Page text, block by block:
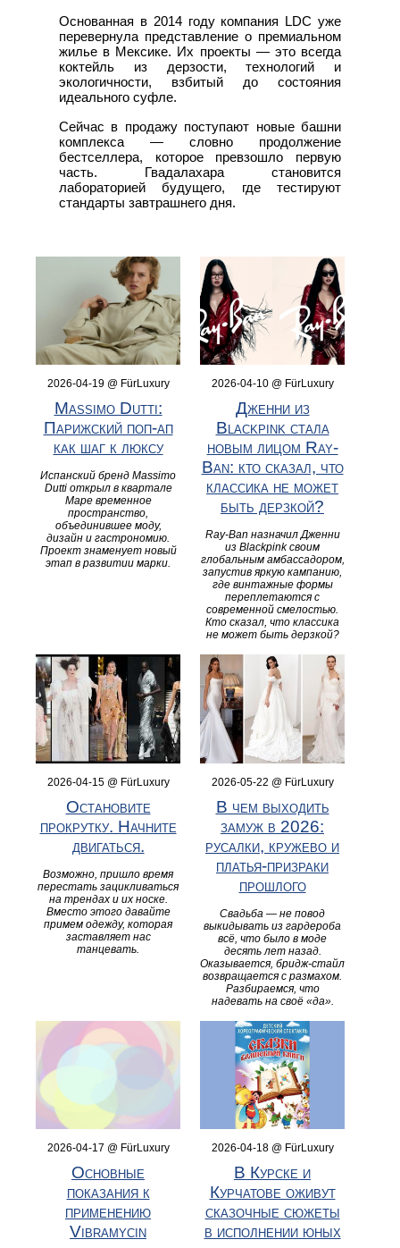
Основанная в 2014 году компания LDC уже
перевернула представление о премиальном
жилье в Мексике. Их проекты — это всегда
коктейль из дерзости, технологий и
экологичности, взбитый до состояния
идеального суфле.
Сейчас в продажу поступают новые башни
комплекса — словно продолжение
бестселлера, которое превзошло первую
часть. Гвадалахара становится
лабораторией будущего, где тестируют
стандарты завтрашнего дня.
2026-04-19 @ FürLuxury
Massimo Dutti:
Парижский поп-ап
как шаг к люксу
Испанский бренд Massimo
Dutti открыл в квартале
Маре временное
пространство,
объединившее моду,
дизайн и гастрономию.
Проект знаменует новый
этап в развитии марки.
2026-04-10 @ FürLuxury
Дженни из
Blackpink стала
новым лицом Ray-
Ban: кто сказал, что
классика не может
быть дерзкой?
Ray-Ban назначил Дженни
из Blackpink своим
глобальным амбассадором,
запустив яркую кампанию,
где винтажные формы
переплетаются с
современной смелостью.
Кто сказал, что классика
не может быть дерзкой?
2026-04-15 @ FürLuxury
Остановите
прокрутку. Начните
двигаться.
Возможно, пришло время
перестать зацикливаться
на трендах и их носке.
Вместо этого давайте
примем одежду, которая
заставляет нас
танцевать.
2026-05-22 @ FürLuxury
В чем выходить
замуж в 2026:
русалки, кружево и
платья-призраки
прошлого
Свадьба — не повод
выкидывать из гардероба
всё, что было в моде
десять лет назад.
Оказывается, бридж-стайл
возвращается с размахом.
Разбираемся, что
надевать на своё «да».
2026-04-17 @ FürLuxury
Основные
показания к
применению
Vibramycin
2026-04-18 @ FürLuxury
В Курске и
Курчатове оживут
сказочные сюжеты
в исполнении юных